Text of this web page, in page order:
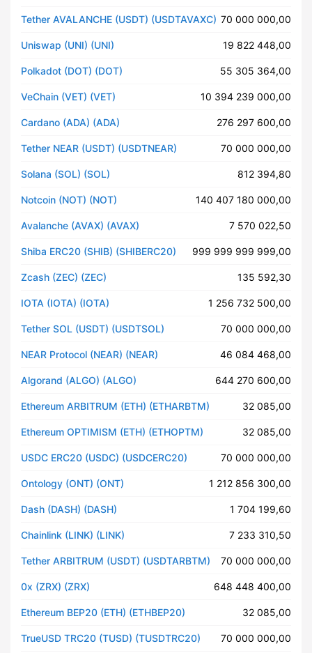
Tether AVALANCHE (USDT) (USDTAVAXC) 70 000 000,00
Uniswap (UNI) (UNI) 19 822 448,00
Polkadot (DOT) (DOT) 55 305 364,00
VeChain (VET) (VET) 10 394 239 000,00
Cardano (ADA) (ADA) 276 297 600,00
Tether NEAR (USDT) (USDTNEAR) 70 000 000,00
Solana (SOL) (SOL) 812 394,80
Notcoin (NOT) (NOT) 140 407 180 000,00
Avalanche (AVAX) (AVAX) 7 570 022,50
Shiba ERC20 (SHIB) (SHIBERC20) 999 999 999 999,00
Zcash (ZEC) (ZEC) 135 592,30
IOTA (IOTA) (IOTA) 1 256 732 500,00
Tether SOL (USDT) (USDTSOL) 70 000 000,00
NEAR Protocol (NEAR) (NEAR) 46 084 468,00
Algorand (ALGO) (ALGO) 644 270 600,00
Ethereum ARBITRUM (ETH) (ETHARBTM) 32 085,00
Ethereum OPTIMISM (ETH) (ETHOPTM) 32 085,00
USDC ERC20 (USDC) (USDCERC20) 70 000 000,00
Ontology (ONT) (ONT) 1 212 856 300,00
Dash (DASH) (DASH) 1 704 199,60
Chainlink (LINK) (LINK) 7 233 310,50
Tether ARBITRUM (USDT) (USDTARBTM) 70 000 000,00
0x (ZRX) (ZRX) 648 448 400,00
Ethereum BEP20 (ETH) (ETHBEP20) 32 085,00
TrueUSD TRC20 (TUSD) (TUSDTRC20) 70 000 000,00